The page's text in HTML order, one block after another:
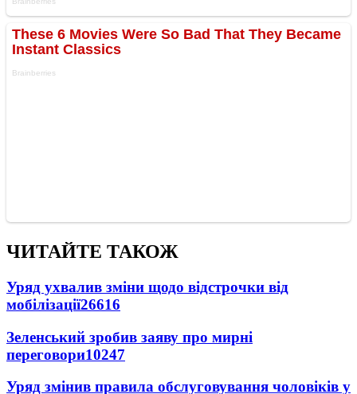
ЧИТАЙТЕ ТАКОЖ
Уряд ухвалив зміни щодо відстрочки від
мобілізації26616
Зеленський зробив заяву про мирні
переговори10247
Уряд змінив правила обслуговування чоловіків у